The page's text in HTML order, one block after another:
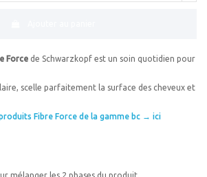
Force de Schwarzkopf est un soin quotidien pour
scelle parfaitement la surface des cheveux et
Fibre Force de la gamme bc → ici